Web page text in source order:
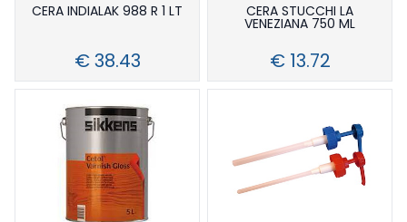
CERA INDIALAK 988 R 1 LT
€ 38.43
CERA STUCCHI LA
VENEZIANA 750 ML
€ 13.72